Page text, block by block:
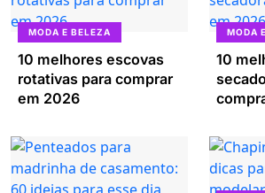
MODA E BELEZA
10 melhores escovas
rotativas para comprar
em 2026
MODA
10